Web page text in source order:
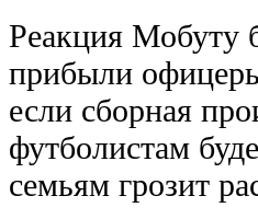
Реакция Мобуту
прибыли
если сборная
футболистам
семьям грозит